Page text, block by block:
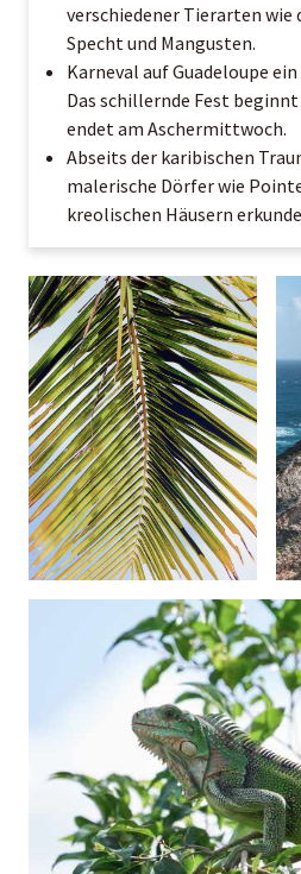
verschiedener Tierarten wie
Specht und Mangusten.
Karneval auf Guadeloupe
Das schillernde Fest
endet am Aschermittwoch.
Abseits der karibischen
malerische Dörfer wie
kreolischen Häusern